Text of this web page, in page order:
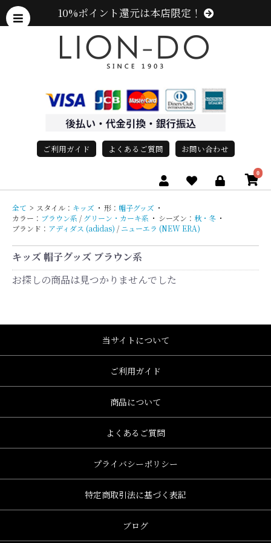
10%ポイント還元は本店限定！
ご利用ガイド よくあるご質問 お問い合わせ
0
全て > スタイル： キッズ ・ 形： 帽子グッズ ・
カラー： ブラウン系 / グリーン・カーキ系 ・ シーズン： 秋・冬 ・
ブランド： アディダス (adidas) / ニューエラ (NEW ERA)
キッズ 帽子グッズ ブラウン系
お探しの商品は見つかりませんでした
当サイトについて
ご利用ガイド
商品について
よくあるご質問
プライバシーポリシー
特定商取引法に基づく表記
ブログ